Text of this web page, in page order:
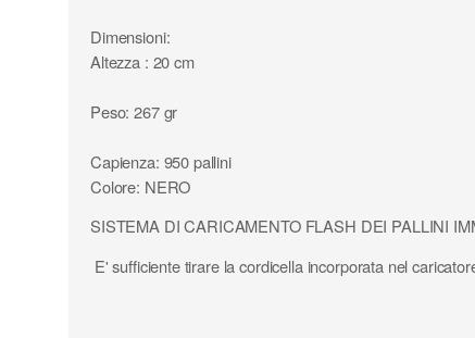
Dimensioni:
Altezza : 20 cm
Peso: 267 gr
Capienza: 950 pallini
Colore: NERO
Adatto per: tutti gli M4 ed M16 MASADA e SCAR-L di
SISTEMA DI CARICAMENTO FLASH DEI PALLINI
E' sufficiente tirare la cordicella incorporata nel